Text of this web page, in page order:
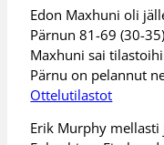
Edon Maxhuni oli
Pärnun 81-69 (30-
Maxhuni sai
Pärnu on pelannut
Ottelutilastot
Erik Murphy mellasti